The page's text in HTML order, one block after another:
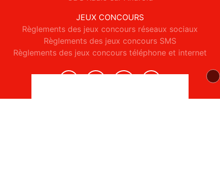
JEUX CONCOURS
Règlements des jeux concours réseaux sociaux
Règlements des jeux concours SMS
Règlements des jeux concours téléphone et internet